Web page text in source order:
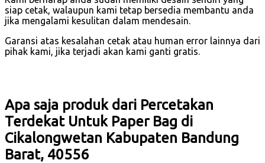
siap cetak, walaupun kami tetap bersedia membantu anda
jika mengalami kesulitan dalam mendesain.
Garansi atas kesalahan cetak atau human error lainnya dari
pihak kami, jika terjadi akan kami ganti gratis.
Apa saja produk dari Percetakan
Terdekat Untuk Paper Bag di
Cikalongwetan Kabupaten Bandung
Barat, 40556